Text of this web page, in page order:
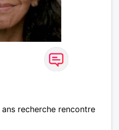
recherche rencontre